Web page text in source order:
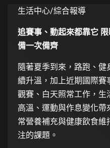
生活中心/綜合報導
追賽事、動起來都靠它
備一次備齊
隨著夏季到來，路跑、
續升溫，加上近期國際賽
觀賽、白天照常工作，
高溫、運動與作息變化帶
常營養補充與健康飲食維
注的課題。